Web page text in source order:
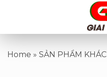
Home » SẢN PHẨM KHÁC